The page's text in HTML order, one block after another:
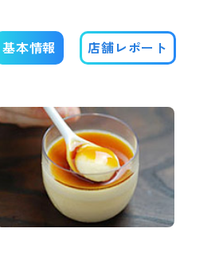
基本情報 店舗レポート